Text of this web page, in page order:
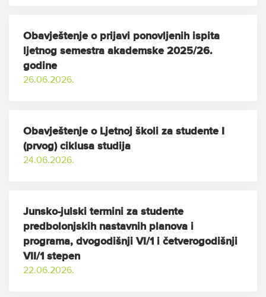
Obavještenje o prijavi ponovljenih ispita
ljetnog semestra akademske 2025/26.
godine
26.06.2026.
Obavještenje o Ljetnoj školi za studente I
(prvog) ciklusa studija
24.06.2026.
Junsko-julski termini za studente
predbolonjskih nastavnih planova i
programa, dvogodišnji VI/1 i četverogodišnji
VII/1 stepen
22.06.2026.